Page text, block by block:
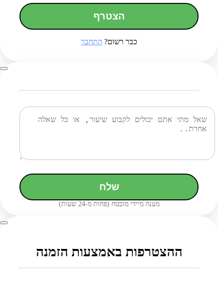
הצטרף
כבר רשום? התחבר
שלח
מענה מיידי מובטח (פחות מ-24 שעות)
ההצטרפות באמצעות הזמנה